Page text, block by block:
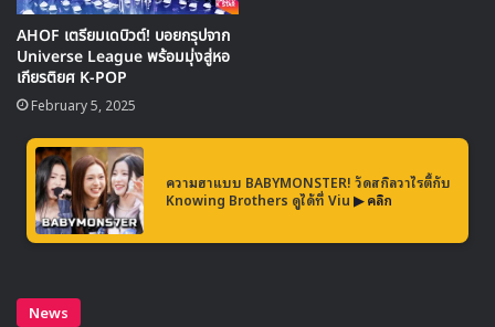
ในด้านรายการเพลง พวกเขาโชว์ความสามารถบนเวที ‘The
Show’ จนคว้าอันดับ 1 ภายในหนึ่งสัปดาห์ ตามด้วย ‘Show
Champion’ และล่าสุด ‘Music Bank’ ของ KBS เมื่อวันที่ 11
กรกฎาคมที่ผ่านมา
AHOF เตรียมเดบิวต์! บอยกรุปจาก
Universe League พร้อมมุ่งสู่หอ
เกียรติยศ K-POP
February 5, 2025
ความฮาแบบ BABYMONSTER! วัดสกิลวาไรตี้กับ
Knowing Brothers ดูได้ที่ Viu ▶ คลิก